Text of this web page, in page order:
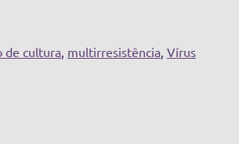
de cultura, multirresistência, Vírus